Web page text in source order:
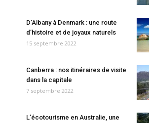
D’Albany à Denmark : une route
d’histoire et de joyaux naturels
15 septembre 2022
Canberra : nos itinéraires de visite
dans la capitale
7 septembre 2022
L’écotourisme en Australie, une